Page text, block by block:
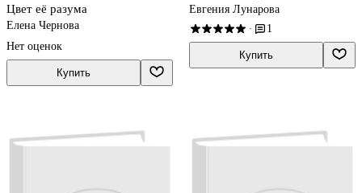
Цвет её разума
Елена Чернова
Нет оценок
Купить
Евгения Лунарова
· 1
Купить